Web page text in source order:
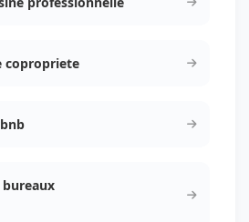
copropriete